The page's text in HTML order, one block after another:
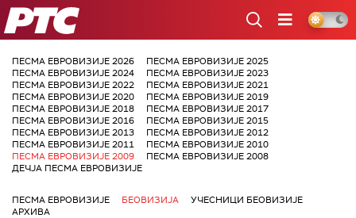
РТС
ПЕСМА ЕВРОВИЗИЈЕ 2026
ПЕСМА ЕВРОВИЗИЈЕ 2025
ПЕСМА ЕВРОВИЗИЈЕ 2024
ПЕСМА ЕВРОВИЗИЈЕ 2023
ПЕСМА ЕВРОВИЗИЈЕ 2022
ПЕСМА ЕВРОВИЗИЈЕ 2021
ПЕСМА ЕВРОВИЗИЈЕ 2020
ПЕСМА ЕВРОВИЗИЈЕ 2019
ПЕСМА ЕВРОВИЗИЈЕ 2018
ПЕСМА ЕВРОВИЗИЈЕ 2017
ПЕСМА ЕВРОВИЗИЈЕ 2016
ПЕСМА ЕВРОВИЗИЈЕ 2015
ПЕСМА ЕВРОВИЗИЈЕ 2013
ПЕСМА ЕВРОВИЗИЈЕ 2012
ПЕСМА ЕВРОВИЗИЈЕ 2011
ПЕСМА ЕВРОВИЗИЈЕ 2010
ПЕСМА ЕВРОВИЗИЈЕ 2009
ПЕСМА ЕВРОВИЗИЈЕ 2008
ДЕЧЈА ПЕСМА ЕВРОВИЗИЈЕ
ПЕСМА ЕВРОВИЗИЈЕ БЕОВИЗИЈА
УЧЕСНИЦИ БЕОВИЗИЈЕ
АРХИВА